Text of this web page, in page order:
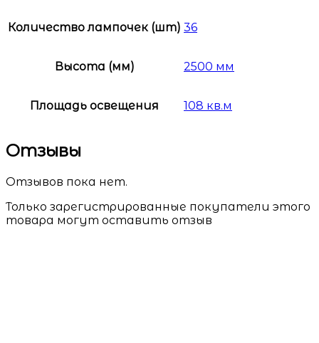
Количество лампочек (шт) 36
Высота (мм) 2500 мм
Площадь освещения 108 кв.м
Отзывы
Отзывов пока нет.
Только зарегистрированные покупатели этого
товара могут оставить отзыв